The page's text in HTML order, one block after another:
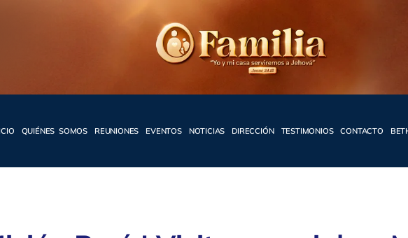
QUIÉNES SOMOS REUNIONES EVENTOS NOTICIAS DIRECCIÓN TESTIMONIOS CONTACTO